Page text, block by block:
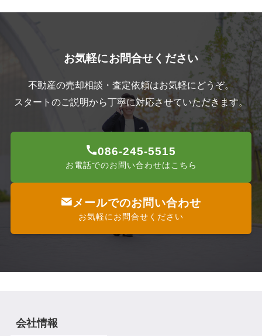
お気軽にお問合せください
不動産の売却相談・査定依頼はお気軽にどうぞ。
スタートのご説明から丁寧に対応させていただきます。
086-245-5515
お電話でのお問い合わせはこちら
メールでのお問い合わせ
お気軽にお問合せください
会社情報